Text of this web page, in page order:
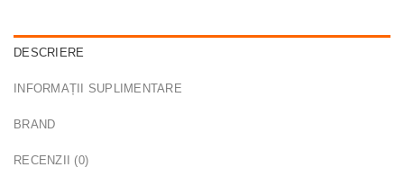
DESCRIERE
INFORMAȚII SUPLIMENTARE
BRAND
RECENZII (0)